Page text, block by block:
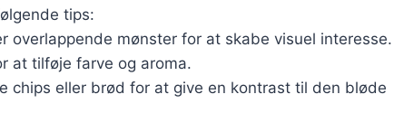
tips:
overlappende mønster for at skabe visuel interesse.
at tilføje farve og aroma.
chips eller brød for at give en kontrast til den bløde